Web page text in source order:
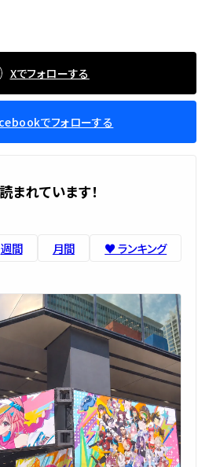
Xでフォローする
でフォローする
まれています！
週間 月間 ♥️ ランキング